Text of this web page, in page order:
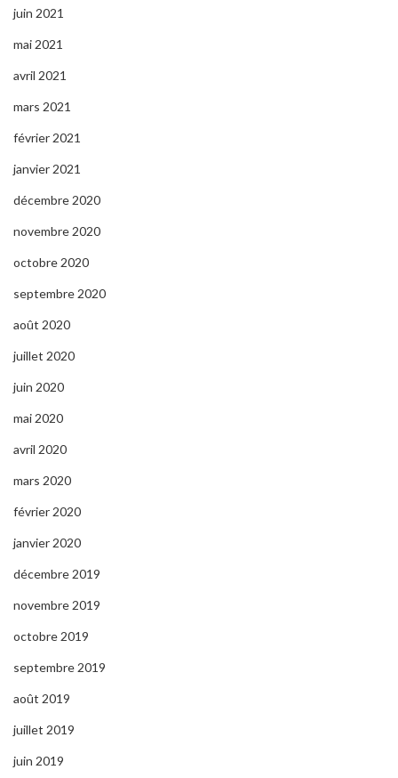
juin 2021
mai 2021
avril 2021
mars 2021
février 2021
janvier 2021
décembre 2020
novembre 2020
octobre 2020
septembre 2020
août 2020
juillet 2020
juin 2020
mai 2020
avril 2020
mars 2020
février 2020
janvier 2020
décembre 2019
novembre 2019
octobre 2019
septembre 2019
août 2019
juillet 2019
juin 2019